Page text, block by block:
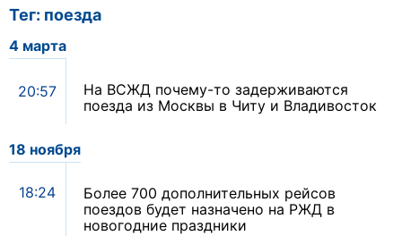
Тег: поезда
4 марта
20:57
На ВСЖД почему-то задерживаются
поезда из Москвы в Читу и Владивосток
18 ноября
18:24
Более 700 дополнительных рейсов
поездов будет назначено на РЖД в
новогодние праздники